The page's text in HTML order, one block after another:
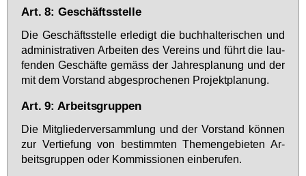
Art. 8: Geschäftsstelle
Die Ge­schäfts­stel­le er­le­digt die buch­hal­te­ri­schen und
ad­mi­nis­tra­ti­ven Ar­bei­ten des Ver­eins und führt die lau­
fen­den Ge­schäf­te ge­mäss der Jah­res­pla­nung und der
mit dem Vor­stand ab­ge­spro­che­nen Pro­jekt­pla­nung.
Art. 9: Arbeitsgruppen
Die Mit­glie­der­ver­samm­lung und der Vor­stand kön­nen
zur Ver­tie­fung von be­stimm­ten The­men­ge­bie­ten Ar­
beits­grup­pen oder Kom­mis­sio­nen ein­be­ru­fen.